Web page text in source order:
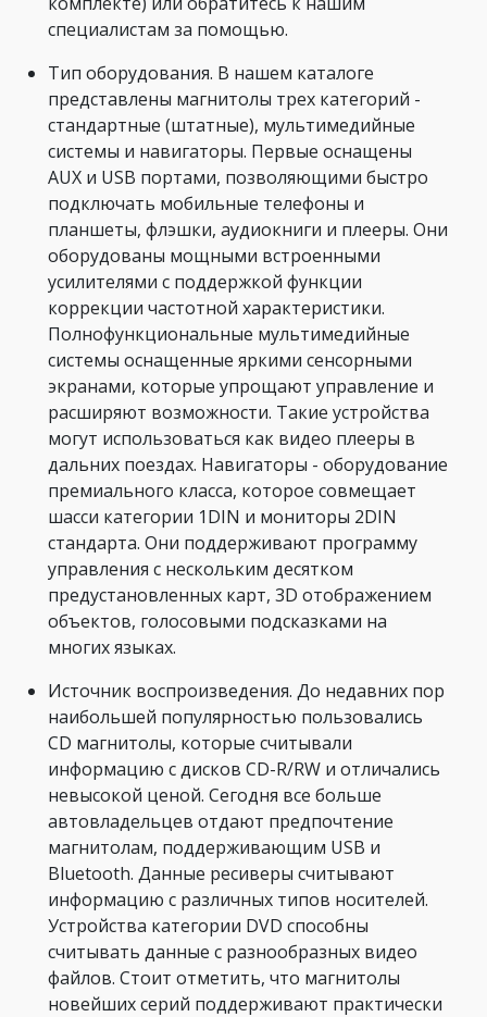
специалистам за помощью.
Тип оборудования. В нашем каталоге
представлены магнитолы трех категорий -
стандартные (штатные), мультимедийные
системы и навигаторы. Первые оснащены
AUX и USB портами, позволяющими быстро
подключать мобильные телефоны и
планшеты, флэшки, аудиокниги и плееры. Они
оборудованы мощными встроенными
усилителями с поддержкой функции
коррекции частотной характеристики.
Полнофункциональные мультимедийные
системы оснащенные яркими сенсорными
экранами, которые упрощают управление и
расширяют возможности. Такие устройства
могут использоваться как видео плееры в
дальних поездах. Навигаторы - оборудование
премиального класса, которое совмещает
шасси категории 1DIN и мониторы 2DIN
стандарта. Они поддерживают программу
управления с нескольким десятком
предустановленных карт, 3D отображением
объектов, голосовыми подсказками на
многих языках.
Источник воспроизведения. До недавних пор
наибольшей популярностью пользовались
CD магнитолы, которые считывали
информацию с дисков CD-R/RW и отличались
невысокой ценой. Сегодня все больше
автовладельцев отдают предпочтение
магнитолам, поддерживающим USB и
Bluetooth. Данные ресиверы считывают
информацию с различных типов носителей.
Устройства категории DVD способны
считывать данные с разнообразных видео
файлов. Стоит отметить, что магнитолы
новейших серий поддерживают практически